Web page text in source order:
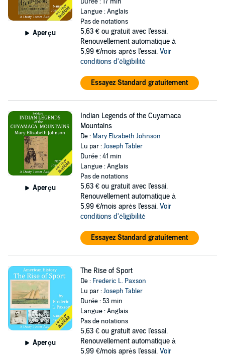
Aperçu
Langue : Anglais
Pas de notations
5,63 € ou gratuit avec l'essai.
Renouvellement automatique à
5,99 €/mois après l'essai. Voir
conditions d'éligibilité
Essayez Standard gratuitement
Aperçu
Indian Legends of the Cuyamaca
Mountains
De : Mary Elizabeth Johnson
Lu par :Joseph Tabler
Durée : 41 min
Langue : Anglais
Pas de notations
5,63 € ou gratuit avec l'essai.
Renouvellement automatique à
5,99 €/mois après l'essai. Voir
conditions d'éligibilité
Essayez Standard gratuitement
Aperçu
The Rise of Sport
De : Frederic L. Paxson
Lu par :Joseph Tabler
Durée : 53 min
Langue : Anglais
Pas de notations
5,63 € ou gratuit avec l'essai.
Renouvellement automatique à
5,99 €/mois après l'essai. Voir